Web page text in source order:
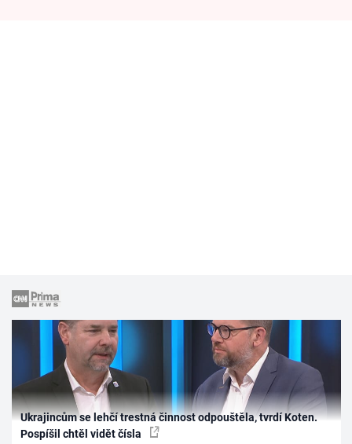
Ukrajincům se lehčí trestná činnost odpouštěla, tvrdí Koten.
Pospíšil chtěl vidět čísla